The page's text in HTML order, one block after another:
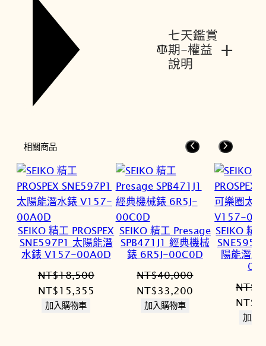
七天鑑賞
期-權益
說明
+
相關商品
SEIKO 精工 PROSPEX
SNE597P1 太陽能潛
水錶 V157-00A0D
NT$18,500
原
始
NT$15,355
加入購物車
SEIKO 精工 Presage
SPB471J1 經典機械
錶 6R5J-00C0D
NT$40,000
原
始
NT$33,200
加入購物車
SEIKO 精
陽能潛
NT$
原
始
NT$
加入